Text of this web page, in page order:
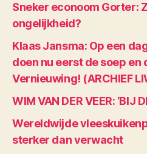
Sneker econoom Gorter:
ongelijkheid?
Klaas Jansma: Op een
doen nu eerst de soep en
Vernieuwing! (ARCHIEF
WIM VAN DER VEER: ‘BIJ
Wereldwijde
sterker dan verwacht